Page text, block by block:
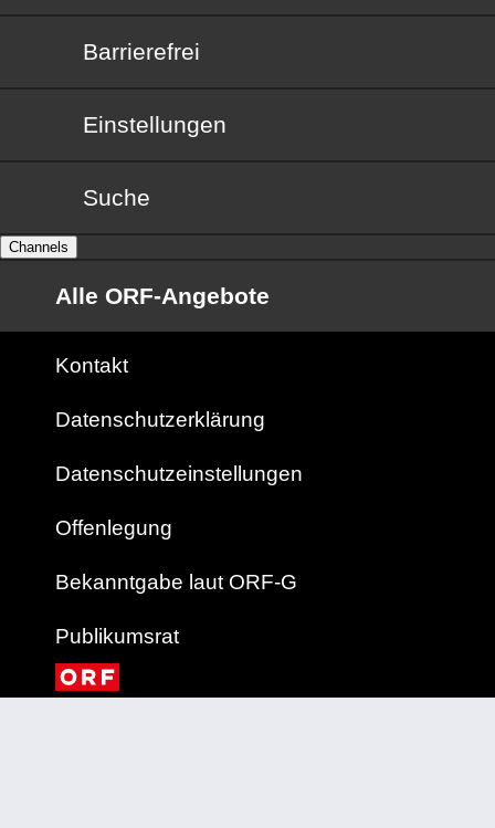
Barrierefrei
Barrierefrei
Einstellungen
Suche
Channels
Alle ORF-Angebote
Kontakt
Datenschutzerklärung
Datenschutzeinstellungen
Offenlegung
Bekanntgabe laut ORF-G
Publikumsrat